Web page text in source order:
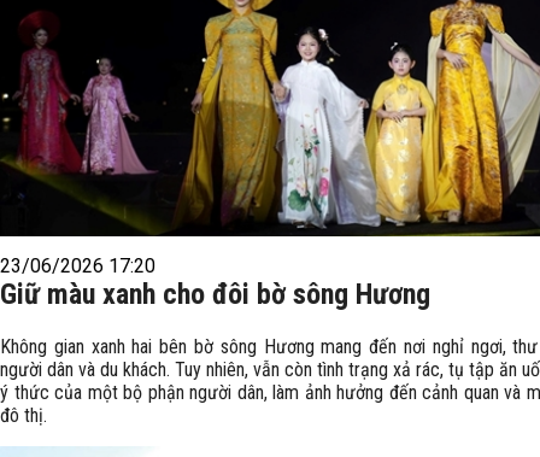
23/06/2026 17:20
Giữ màu xanh cho đôi bờ sông Hương
Không gian xanh hai bên bờ sông Hương mang đến nơi nghỉ ngơi,
người dân và du khách. Tuy nhiên, vẫn còn tình trạng xả rác, tụ tập ăn
ý thức của một bộ phận người dân, làm ảnh hưởng đến cảnh quan và
đô thị.